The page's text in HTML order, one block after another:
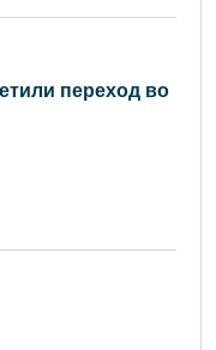
переход во